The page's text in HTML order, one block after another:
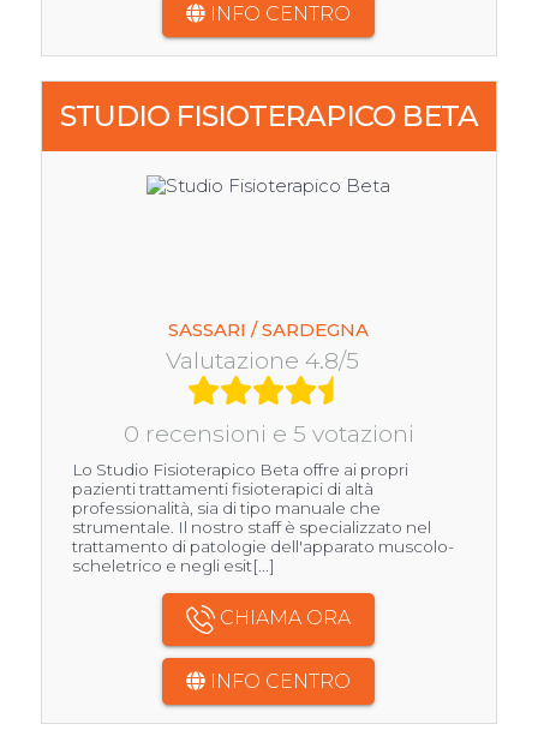
INFO CENTRO
STUDIO FISIOTERAPICO BETA
SASSARI / SARDEGNA
Valutazione 4.8/5
0 recensioni e 5 votazioni
Lo Studio Fisioterapico Beta offre ai propri
pazienti trattamenti fisioterapici di altà
professionalità, sia di tipo manuale che
strumentale. Il nostro staff è specializzato nel
trattamento di patologie dell'apparato muscolo-
scheletrico e negli esit[...]
CHIAMA ORA
INFO CENTRO